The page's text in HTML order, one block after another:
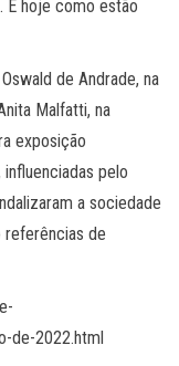
E hoje como estão
de Andrade, na
Malfatti, na
exposição
pelo
a sociedade
referências de
de-2022.html